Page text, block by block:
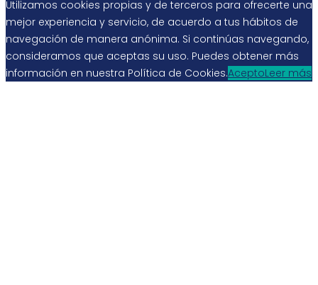
Utilizamos cookies propias y de terceros para ofrecerte una
mejor experiencia y servicio, de acuerdo a tus hábitos de
navegación de manera anónima. Si continúas navegando,
consideramos que aceptas su uso. Puedes obtener más
información en nuestra Política de Cookies.AceptoLeer más